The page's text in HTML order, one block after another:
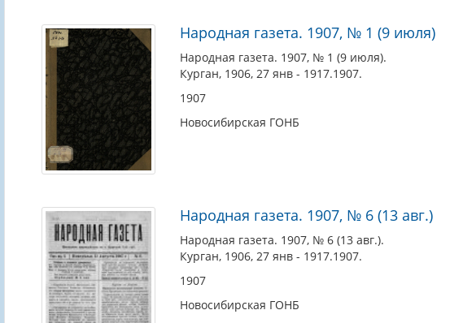
Народная газета. 1907, № 1 (9 июля)
Народная газета. 1907, № 1 (9 июля).
Курган, 1906, 27 янв - 1917.1907.
1907
Новосибирская ГОНБ
Народная газета. 1907, № 6 (13 авг.)
Народная газета. 1907, № 6 (13 авг.).
Курган, 1906, 27 янв - 1917.1907.
1907
Новосибирская ГОНБ